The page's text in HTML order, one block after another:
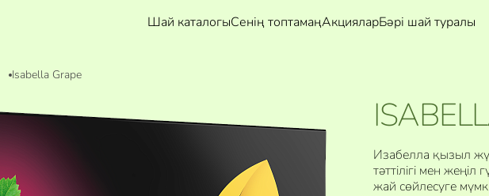
Шай каталогыСенің топтамаңАкцияларБәрі шай туралы
Isabella Grape
Изабелла қызыл
тәттілігі мен
жай сөйлесуге